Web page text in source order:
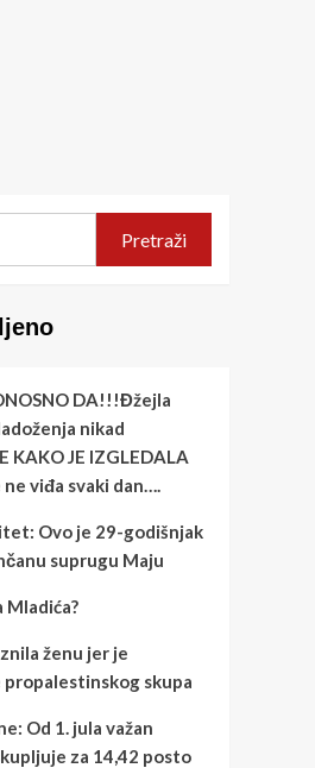
Pretraži
DA!!!Đžejla
nikad
KAKO JE IZGLEDALA
ne viđa svaki dan….
Ovo je 29-godišnjak
suprugu Maju
Mladića?
ženu jer je
skupa
Od 1. jula važan
za 14,42 posto